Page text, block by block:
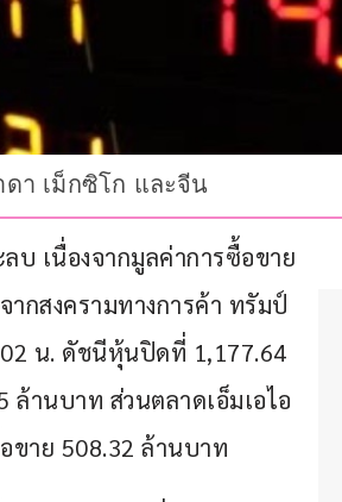
า เม็กซิโก และจีน
บ เนื่องจากมูลค่าการซื้อขาย
กสงครามทางการค้า ทรัมป์
น. ดัชนีหุ้นปิดที่ 1,177.64
ล้านบาท ส่วนตลาดเอ็มเอไอ
ขาย 508.32 ล้านบาท